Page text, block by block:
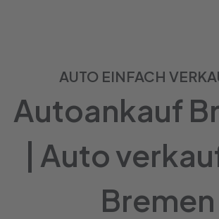
AUTO EINFACH
Autoankauf
| Auto
Bremen